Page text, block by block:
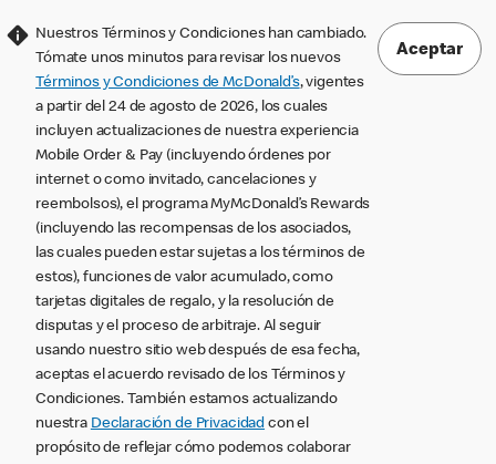
Nuestros Términos y Condiciones han cambiado.
Tómate unos minutos para revisar los nuevos
Términos y Condiciones de McDonald’s, vigentes
a partir del 24 de agosto de 2026, los cuales
incluyen actualizaciones de nuestra experiencia
Mobile Order & Pay (incluyendo órdenes por
internet o como invitado, cancelaciones y
reembolsos), el programa MyMcDonald’s Rewards
(incluyendo las recompensas de los asociados,
las cuales pueden estar sujetas a los términos de
estos), funciones de valor acumulado, como
tarjetas digitales de regalo, y la resolución de
disputas y el proceso de arbitraje. Al seguir
usando nuestro sitio web después de esa fecha,
aceptas el acuerdo revisado de los Términos y
Condiciones. También estamos actualizando
nuestra Declaración de Privacidad con el
propósito de reflejar cómo podemos colaborar
Aceptar